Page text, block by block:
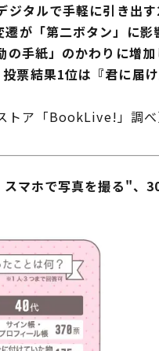
ジタルで手軽に引き出
が「第二ボタン」に影
手紙」のかわりに増
票結果1位は『君に届け
トア「BookLive!」調
マホで写真を撮る"、